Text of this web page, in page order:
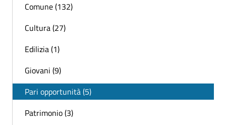
Comune (132)
Cultura (27)
Edilizia (1)
Giovani (9)
Pari opportunità (5)
Patrimonio (3)